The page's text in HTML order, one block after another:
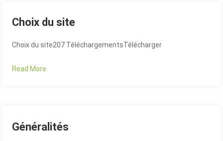
Choix du site
Choix du site207 TéléchargementsTélécharger
Read More
Généralités